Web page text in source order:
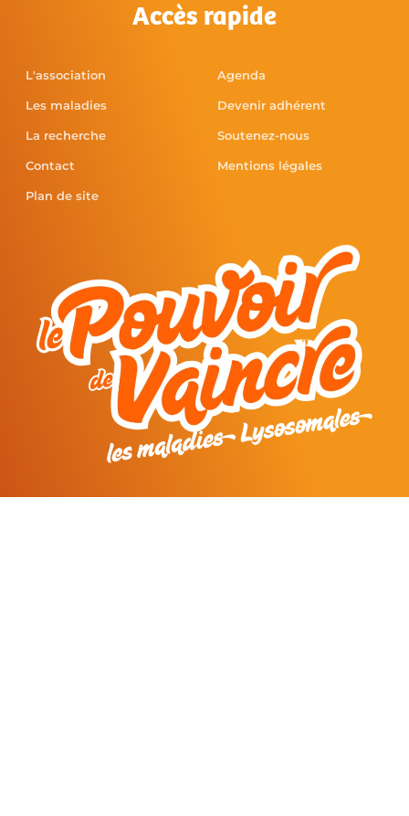
Accès rapide
L'association
Les maladies
La recherche
Contact
Plan de site
Agenda
Devenir adhérent
Soutenez-nous
Mentions légales